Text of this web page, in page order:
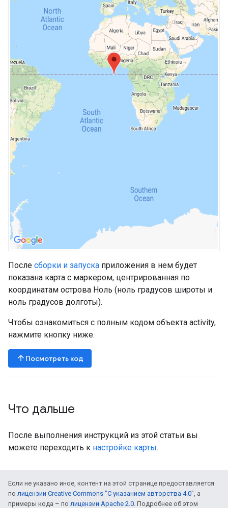
После сборки и запуска приложения в нем будет
показана карта с маркером, центрированная по
координатам острова Ноль (ноль градусов широты и
ноль градусов долготы).
Чтобы ознакомиться с полным кодом объекта activity,
нажмите кнопку ниже.
arrow_upward Посмотреть код
Что дальше
После выполнения инструкций из этой статьи вы
можете переходить к настройке карты.
Если не указано иное, контент на этой странице предоставляется
по лицензии Creative Commons "С указанием авторства 4.0" , а
примеры кода – по лицензии Apache 2.0 . Подробнее об этом